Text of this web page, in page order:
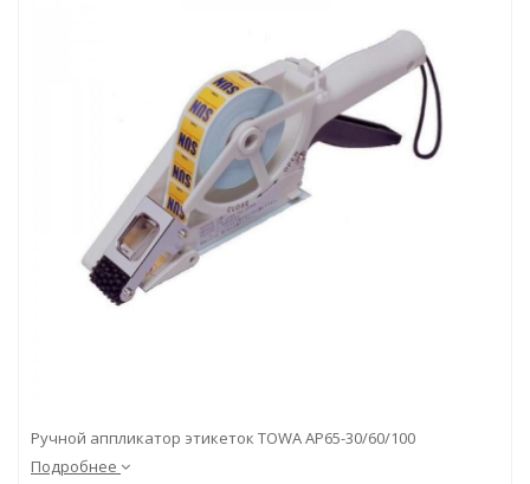
Ручной аппликатор этикеток TOWA AP65-30/60/100
Подробнее